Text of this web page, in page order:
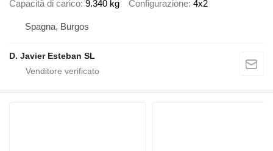
Capacità di carico 9.340 kg Configurazione 4x2
Spagna, Burgos
D. Javier Esteban SL